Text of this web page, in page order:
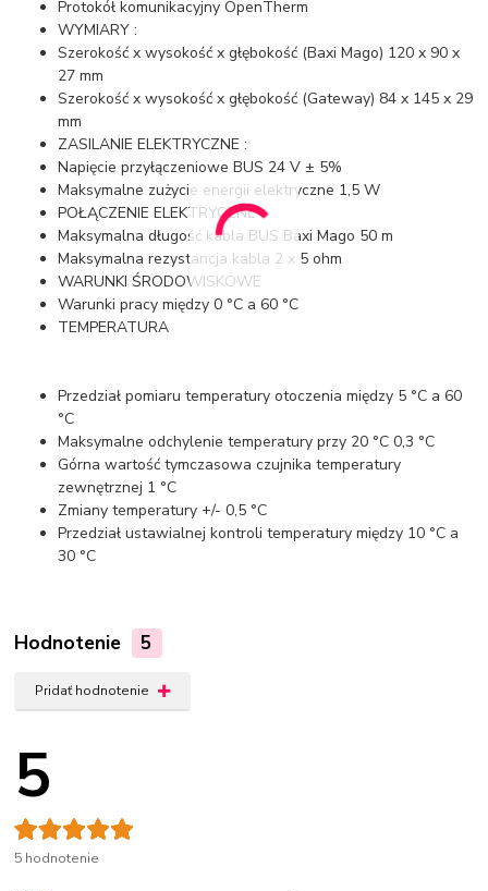
Protokół komunikacyjny OpenTherm
WYMIARY :
Szerokość x wysokość x głębokość (Baxi Mago) 120 x 90 x
27 mm
Szerokość x wysokość x głębokość (Gateway) 84 x 145 x 29
mm
ZASILANIE ELEKTRYCZNE :
Napięcie przyłączeniowe BUS 24 V ± 5%
Maksymalne zużycie energii elektryczne 1,5 W
POŁĄCZENIE ELEKTRYCZNE
Maksymalna długość kabla BUS Baxi Mago 50 m
Maksymalna rezystancja kabla 2 x 5 ohm
WARUNKI ŚRODOWISKOWE
Warunki pracy między 0 °C a 60 °C
TEMPERATURA
Przedział pomiaru temperatury otoczenia między 5 °C a 60
°C
Maksymalne odchylenie temperatury przy 20 °C 0,3 °C
Górna wartość tymczasowa czujnika temperatury
zewnętrznej 1 °C
Zmiany temperatury +/- 0,5 °C
Przedział ustawialnej kontroli temperatury między 10 °C a
30 °C
Hodnotenie 5
Pridať hodnotenie
5
5 hodnotenie